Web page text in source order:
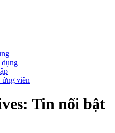
ứng viên
Tin nổi bật